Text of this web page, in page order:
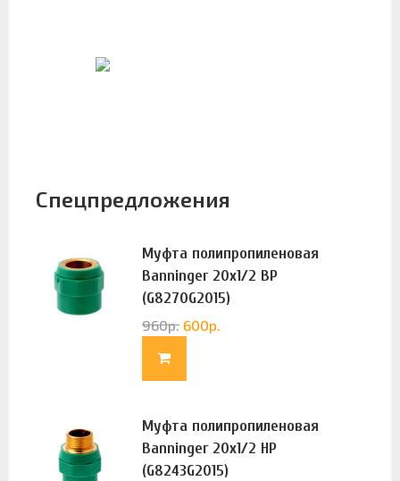
Спецпредложения
Муфта полипропиленовая
Banninger 20х1/2 ВР
(G8270G2015)
960р. 600р.
Муфта полипропиленовая
Banninger 20х1/2 НР
(G8243G2015)